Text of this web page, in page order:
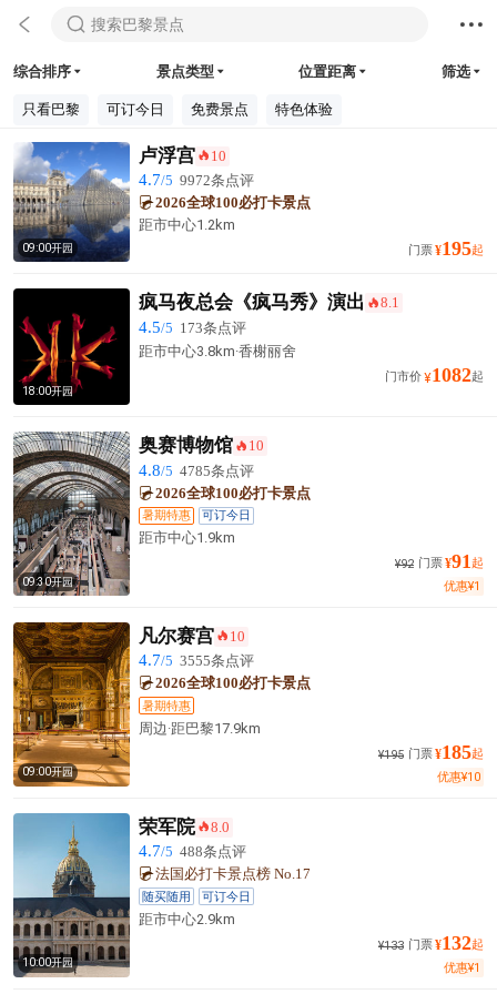
  搜索巴黎景点 
综合排序  景点类型  位置距离  筛选
只看巴黎 可订今日 免费景点 特色体验
09:00开园
卢浮宫 󰺂 10
4.7/5 9972条点评
2026全球100必打卡景点
距市中心1.2km
门票¥195起
18:00开园
疯马夜总会《疯马秀》演出 󰺂8.1
4.5/5 173条点评
距市中心3.8km·香榭丽舍
门市价¥1082起
09:30开园
奥赛博物馆 󰺂 10
4.8/5 4785条点评
2026全球100必打卡景点
暑期特惠 可订今日
距市中心1.9km
¥92 门票¥91起
优惠¥1
09:00开园
凡尔赛宫 󰺂 10
4.7/5 3555条点评
2026全球100必打卡景点
暑期特惠
周边·距巴黎17.9km
¥195 门票¥185起
优惠¥10
10:00开园
荣军院 󰺂8.0
4.7/5 488条点评
法国必打卡景点榜 No.17
随买随用 可订今日
距市中心2.9km
¥133 门票¥132起
优惠¥1